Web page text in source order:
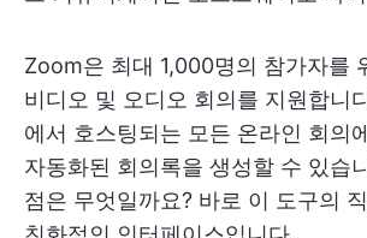
Zoom은 최대 1,000명의 참가자를
비디오 및 오디오 회의를 지원합니
에서 호스팅되는 모든 온라인 회의
자동화된 회의록을 생성할 수 있습
점은 무엇일까요? 바로 이 도구의